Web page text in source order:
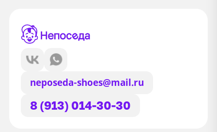
neposeda-shoes@mail.ru
8 (913) 014-30-30